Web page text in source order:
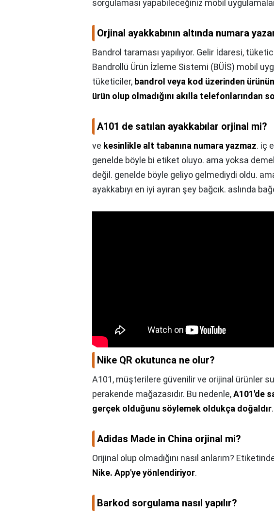
sorgulaması yapabileceğiniz mobil
Orjinal ayakkabının altında numara
Bandrol taraması yapılıyor. Gelir İdaresi,
Bandrollü Ürün İzleme Sistemi (BÜİS) mobil
tüketiciler, bandrol veya kod üzerinden
ürün olup olmadığını akılla telefonlarından
A101 de satılan ayakkabılar orjinal mi?
ve kesinlikle alt tabanına numara yazmaz. iç
genelde böyle bi etiket oluyo. ama yoksa
değil. genelde böyle geliyo gelmediydi oldu.
ayakkabıyı en iyi ayıran şey bağcık. aslında
Nike QR okutunca ne olur?
A101, müşterilere güvenilir ve orijinal ürünler
perakende mağazasıdır. Bu nedenle,A101'de
gerçek olduğunu söylemek oldukça doğaldır.
Adidas Made in China orjinal mi?
Orijinal olup olmadığını nasıl anlarım?
Nike. App'ye yönlendiriyor.
Barkod sorgulama nasıl yapılır?